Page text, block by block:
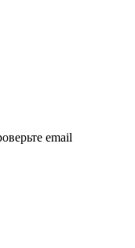
email